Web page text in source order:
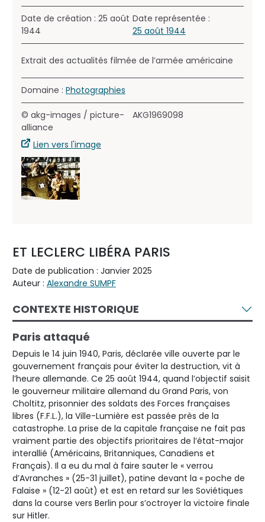
Date de création : 25 août
1944
Date représentée :
25 août 1944
Extrait des actualités filmée de l’armée américaine
Domaine : Photographies
© akg-images / picture-
alliance
Lien vers l'image
AKG1969098
ET LECLERC LIBÉRA PARIS
Date de publication : Janvier 2025
Auteur : Alexandre SUMPF
CONTEXTE HISTORIQUE
Paris attaqué
Depuis le 14 juin 1940, Paris, déclarée ville ouverte par le
gouvernement français pour éviter la destruction, vit à
l’heure allemande. Ce 25 août 1944, quand l’objectif saisit
le gouverneur militaire allemand du Grand Paris, von
Choltitz, prisonnier des soldats des Forces françaises
libres (F.F.L.), la Ville-Lumière est passée près de la
catastrophe. La prise de la capitale française ne fait pas
vraiment partie des objectifs prioritaires de l’état-major
interallié (Américains, Britanniques, Canadiens et
Français). Il a eu du mal à faire sauter le « verrou
d’Avranches » (25-31 juillet), patine devant la « poche de
Falaise » (12-21 août) et est en retard sur les Soviétiques
dans la course vers Berlin pour s’octroyer la victoire finale
sur Hitler.